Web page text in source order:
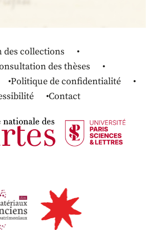
des collections
des thèses
Politique de confidentialité
Contact